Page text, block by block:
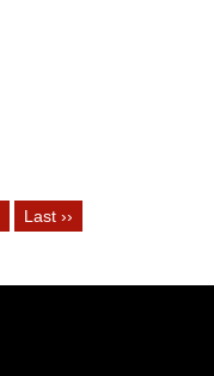
Last ››